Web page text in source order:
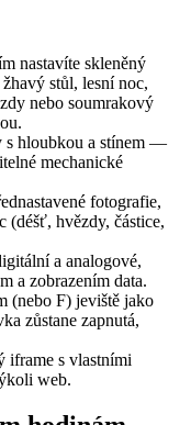
nastavíte skleněný
stůl, lesní noc,
nebo soumrakový
s hloubkou a stínem —
mechanické
fotografie,
(déšť, hvězdy, částice,
a analogové,
a zobrazením data.
(nebo F) jeviště jako
zůstane zapnutá,
iframe s vlastními
web.